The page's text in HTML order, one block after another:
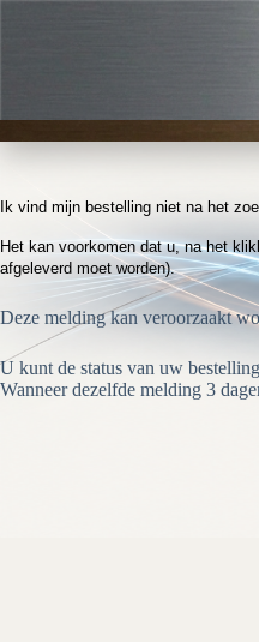
Ik vind mijn bestelling niet na het
Het kan voorkomen dat u, na het
afgeleverd moet worden).
Deze melding kan veroorzaakt
U kunt de status van uw
Wanneer dezelfde melding 3